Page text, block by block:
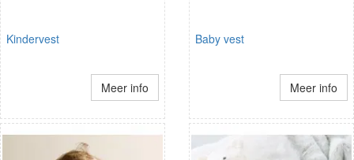
Kindervest
Meer info
Baby vest
Meer info